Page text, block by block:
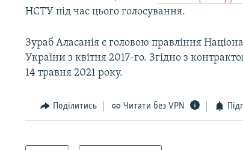
НСТУ під час цього голосування.
Зураб Аласанія є головою правління
України з квітня 2017-го. Згідно з
14 травня 2021 року.
Поділитись Читати без VPN